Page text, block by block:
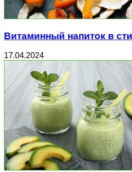
Витаминный напиток в
17.04.2024